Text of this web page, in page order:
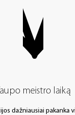
Taupo meistro laiką
dažniausiai pakanka